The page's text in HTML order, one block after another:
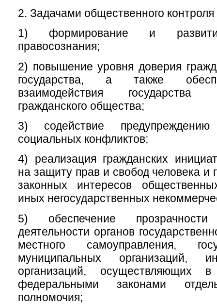
2. Задачами общественного контроля
1) формирование и
правосознания;
2) повышение уровня доверия
государства, а также
взаимодействия
гражданского общества;
3) содействие
социальных конфликтов;
4) реализация гражданских
на защиту прав и свобод человека и
законных интересов
иных негосударственных
5) обеспечение
деятельности органов
местного самоуправления,
муниципальных организаций,
организаций, осуществляющих
федеральными законами
полномочия;